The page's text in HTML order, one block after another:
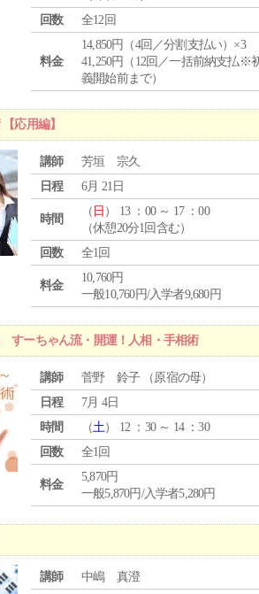
回数
全12回
料金
14,850円（4回／分割支払い）×3
41,250円（12回／一括前納支払※
義開始前まで）
応用編】
講師
芳垣 宗久
日程
6月 21日
時間
（ 日 ） 13 ：00 ～ 17 ：00
（休憩20分1回含む）
回数
全1回
料金
10,760円
一般10,760円/入学者9,680円
すーちゃん流・開運！人相・手相術
講師
菅野 鈴子 （原宿の母）
日程
7月 4日
時間
（土） 12 ：30 ～ 14 ：30
回数
全1回
料金
5,870円
一般5,870円/入学者5,280円
講師 中嶋 真澄